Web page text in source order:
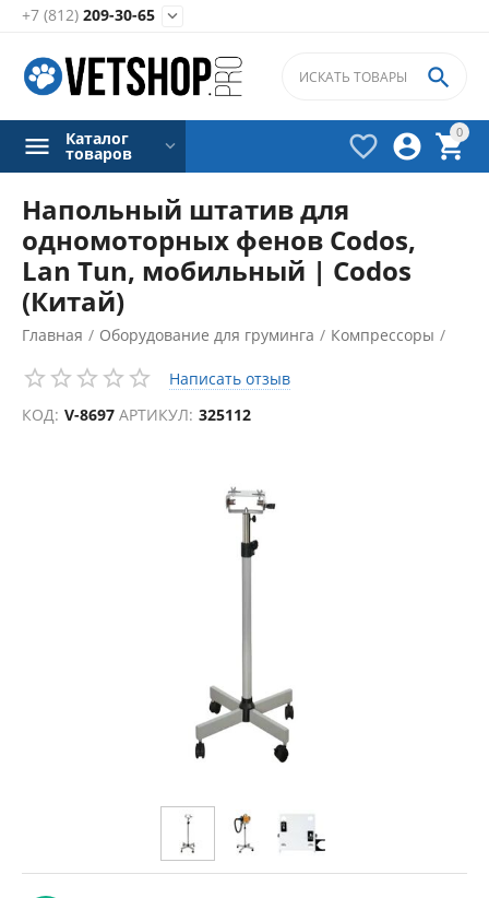
+7 (812) 209-30-65 
0




Каталог
товаров
Напольный штатив для
одномоторных фенов Codos,
Lan Tun, мобильный | Codos
(Китай)
Главная / Оборудование для груминга / Компрессоры /
Аксессуары для компрессоров /
Написать отзыв
КОД: V-8697 АРТИКУЛ: 325112